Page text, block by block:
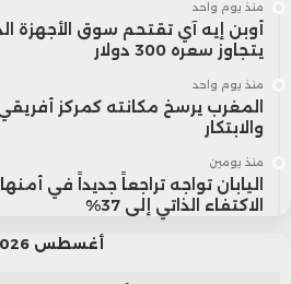
تتجاوز 1000 دولار سنويًا لكل مواطن أمريكي.
ورغم ما يحمله هذا الطرح
يرى منتقدون أن دخول
الشركات التي يفترض أن
تضارب مصالح معقدًا يهدد
منذ يوم واحد
أوبن إيه آي تقتحم سوق الأجهزة
يتجاوز سعره 300 دولار
منذ يوم واحد
المغرب يرسخ مكانته كمركز
والابتكار
منذ يومين
اليابان تواجه تراجعاً جديداً في
الاكتفاء الذاتي إلى 37%
أغسطس 2026